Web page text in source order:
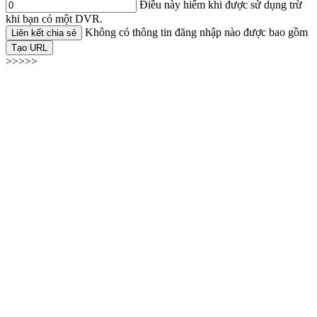
Điều này hiếm khi được sử dụng trừ
khi bạn có một DVR.
Liên kết chia sẻ Không có thông tin đăng nhập nào được bao gồm
Tạo URL
>>>>>